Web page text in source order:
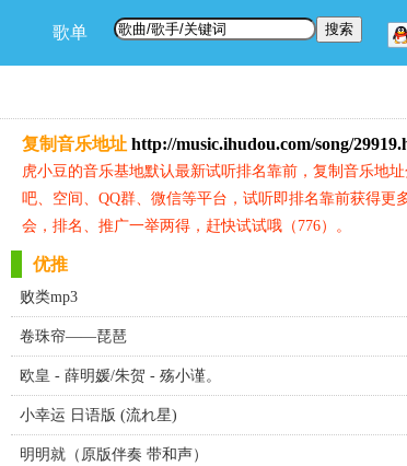
歌单
复制音乐地址 http://music.ihudou.com/song/
虎小豆的音乐基地默认最新试听排名靠前，复制音乐地
吧、空间、QQ群、微信等平台，试听即排名靠前获得更
会，排名、推广一举两得，赶快试试哦（776）。
优推
败类mp3
卷珠帘——琵琶
欧皇 - 薛明媛/朱贺 - 殇小谨。
小幸运 日语版 (流れ星)
明明就（原版伴奏 带和声）